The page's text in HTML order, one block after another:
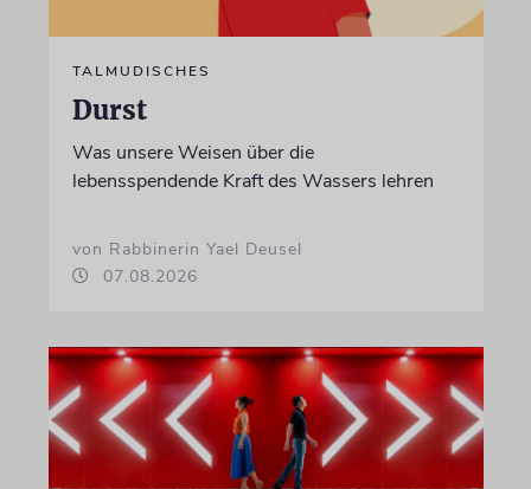
TALMUDISCHES
Durst
Was unsere Weisen über die
lebensspendende Kraft des Wassers lehren
von Rabbinerin Yael Deusel
07.08.2026